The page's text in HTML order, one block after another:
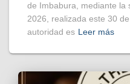
de Imbabura, mediante la
2026, realizada este 30
autoridad es Leer más